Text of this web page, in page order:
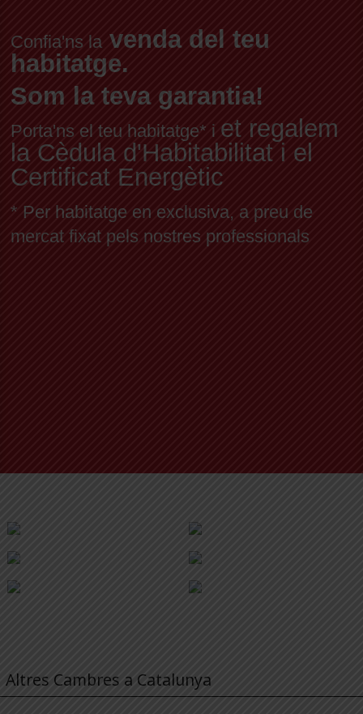
Confia'ns la venda del teu
habitatge.
Som la teva garantia!
Porta'ns el teu habitatge* i et regalem
la Cèdula d'Habitabilitat i el
Certificat Energètic
* Per habitatge en exclusiva, a preu de
mercat fixat pels nostres professionals
Altres Cambres a Catalunya